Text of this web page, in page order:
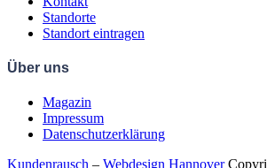
Standorte
Standort eintragen
Über uns
Magazin
Impressum
Datenschutzerklärung
Kundenrausch – Webdesign Hannover